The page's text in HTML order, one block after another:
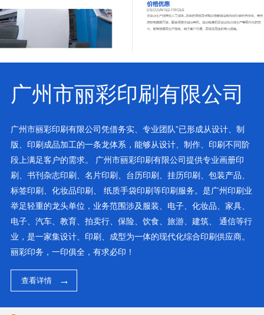
广州市丽彩印刷有限公司
广州市丽彩印刷有限公司凭借务实、专业团队”已形成从设计、制
版、印刷成品加工的一条龙体系，能够从设计、制作、印刷不同阶
段上满足客户的需求。 广州市丽彩印刷有限公司提供专业画册印
刷、书刊杂志印刷、名片印刷、台历印刷、挂历印刷、包装产品、
标签印刷、化妆品印刷、 纸质手袋印刷等印刷服务。是广州印刷业
举足轻重的龙头单位，业务范围涉及服装、电子、化妆品、家具、
电子、汽车、教育、拍卖行、保险、饮食、旅游、建筑、 通信等行
业，是一家集设计、印刷、成型为一体的现代化综合印刷供应商。
丽彩印务，一印俱全，有求必印！
查看详情